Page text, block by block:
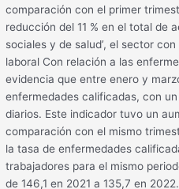
comparación con el primer
reducción del 11 % en el total de
sociales y de salud’, el sector
laboral Con relación a las
evidencia que entre enero y
enfermedades calificadas, con
diarios. Este indicador tuvo un
comparación con el mismo
la tasa de enfermedades
trabajadores para el mismo
de 146,1 en 2021 a 135,7 en